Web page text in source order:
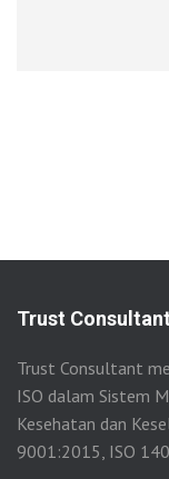
Trust Consultant
Trust Consultant
ISO dalam Sistem
Kesehatan dan
9001:2015, ISO